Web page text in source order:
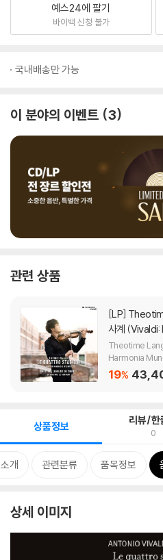
예스24에 팔기
바이백 신청 불가
국내배송만 가능
이 분야의 이벤트 3
관련 상품
[LP]
사계
Theotime
Harmonia
19%
상품정보 리뷰/한
0
개 관련분류 품목정보
상세 이미지